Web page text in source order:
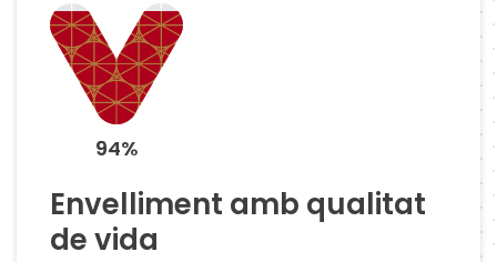
94%
Envelliment amb qualitat
de vida